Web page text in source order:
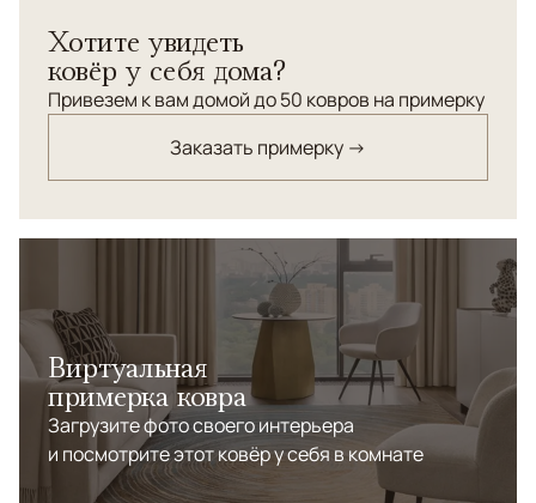
Эта коллекция персидских ковров изготовлена в
Иране, в традиционном центре ковроткачества
Керман. Производство осуществляется на
обеспечивает повышенную плотность и точность
узора. Важную роль играет ручной труд: бахрома и
окантовка выполняются вручную из натурального
шёлка. Завершает процесс профессиональная ручная
мойка, раскрывающая глубину красок. Коллекция
сочетает технологичность и традиционное
мастерство персидских ремесленников.
Хотите увидеть
ковёр у себя дома?
Привезем к вам домой до 50 ковров на примерку
Заказать примерку →
Виртуальная
примерка ковра
Загрузите фото своего интерьера
и посмотрите этот ковёр у себя в комнате